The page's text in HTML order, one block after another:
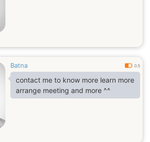
Batna 0.5
contact me to know more learn more
arrange meeting and more ^^